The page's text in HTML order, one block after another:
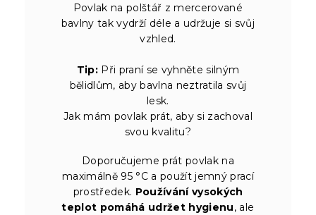
Povlak na polštář z mercerované
bavlny tak vydrží déle a udržuje si svůj
vzhled.
Tip: Při praní se vyhněte silným
bělidlům, aby bavlna neztratila svůj
lesk.
Jak mám povlak prát, aby si zachoval
svou kvalitu?
Doporučujeme prát povlak na
maximálně 95 °C a použít jemný prací
prostředek. Používání vysokých
teplot pomáhá udržet hygienu, ale